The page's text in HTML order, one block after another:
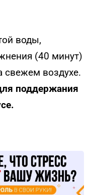
воды,
(40 минут)
свежем воздухе.
поддержания